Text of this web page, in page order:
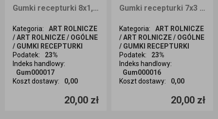
Gumki recepturki 8x1,5 1kg
Kategoria:
ART ROLNICZE
/ ART ROLNICZE / OGÓLNE
/ GUMKI RECEPTURKI
Podatek:
23%
Indeks handlowy:
Gum000017
Koszt dostawy: 0,00
20,00 zł
Ilość sztuk
Gumki recepturki 7x3 1kg
Kategoria:
ART ROLNICZE
/ ART ROLNICZE / OGÓLNE
/ GUMKI RECEPTURKI
Podatek:
23%
Indeks handlowy:
Gum000016
Koszt dostawy: 0,00
20,00 zł
Ilość sztuk